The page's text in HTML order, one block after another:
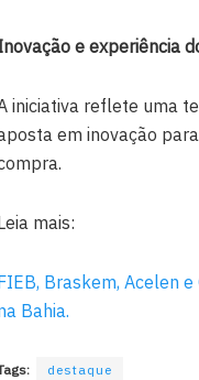
e experiência
iniciativa reflete uma
em inovação
mais:
Braskem, Acelen
Bahia.
destaque